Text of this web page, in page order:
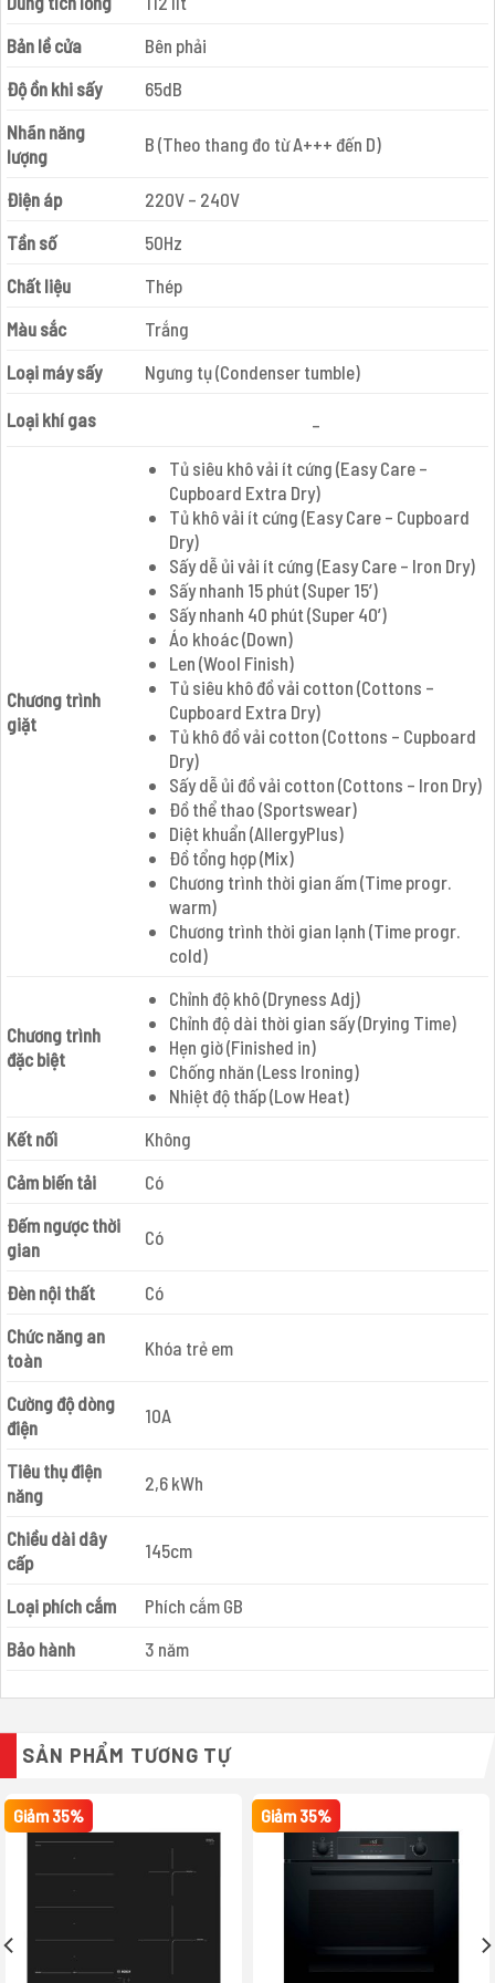
Bản lề cửa
Bên phải
Độ ồn khi sấy
65dB
Nhãn năng
lượng
B (Theo thang đo từ A+++ đến D)
Điện áp
220V – 240V
Tần số
50Hz
Chất liệu
Thép
Màu sắc
Trắng
Loại máy sấy
Ngưng tụ (Condenser tumble)
Loại khí gas –
Chương trình
giặt
Tủ siêu khô vải ít cứng (Easy Care –
Cupboard Extra Dry)
Tủ khô vải ít cứng (Easy Care – Cupboard
Dry)
Sấy dễ ủi vải ít cứng (Easy Care – Iron Dry)
Sấy nhanh 15 phút (Super 15’)
Sấy nhanh 40 phút (Super 40’)
Áo khoác (Down)
Len (Wool Finish)
Tủ siêu khô đồ vải cotton (Cottons –
Cupboard Extra Dry)
Tủ khô đồ vải cotton (Cottons – Cupboard
Dry)
Sấy dễ ủi đồ vải cotton (Cottons – Iron Dry)
Đồ thể thao (Sportswear)
Diệt khuẩn (AllergyPlus)
Đồ tổng hợp (Mix)
Chương trình thời gian ấm (Time progr.
warm)
Chương trình thời gian lạnh (Time progr.
cold)
Chương trình
đặc biệt
Chỉnh độ khô (Dryness Adj)
Chỉnh độ dài thời gian sấy (Drying Time)
Hẹn giờ (Finished in)
Chống nhăn (Less Ironing)
Nhiệt độ thấp (Low Heat)
Kết nối
Không
Cảm biến tải
Có
Đếm ngược thời
gian
Có
Đèn nội thất
Có
Chức năng an
toàn
Khóa trẻ em
Cường độ dòng
điện
10A
Tiêu thụ điện
năng
2,6 kWh
Chiều dài dây
cấp
145cm
Loại phích cắm
Phích cắm GB
Bảo hành
3 năm
SẢN PHẨM TƯƠNG TỰ
Giảm 35% Giảm 35%